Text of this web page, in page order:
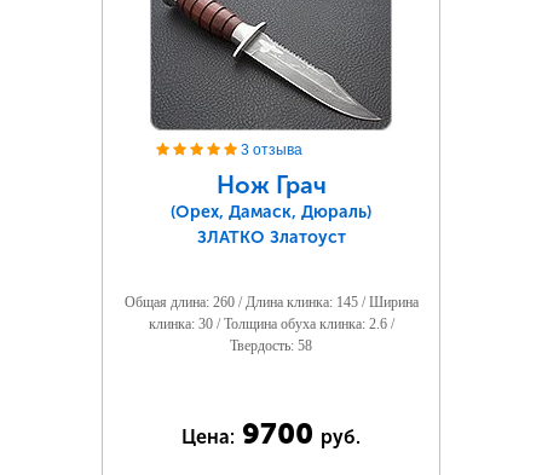
3 отзыва
Нож Грач
(Орех, Дамаск, Дюраль)
ЗЛАТКО Златоуст
Общая длина: 260 / Длина клинка: 145 / Ширина
клинка: 30 / Толщина обуха клинка: 2.6 /
Твердость: 58
Цена: 9700 руб.